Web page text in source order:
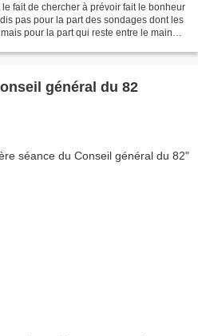
fait de chercher à prévoir fait le bonheur
pas pour la part des sondages dont les
pour la part qui reste entre le mains
général du 82